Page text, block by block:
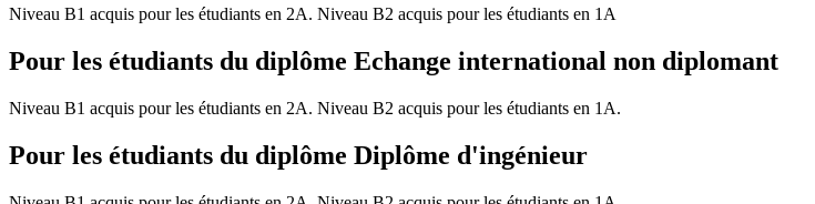
Niveau B1 acquis pour les étudiants en 2A. Niveau B2 acquis pour les étudiants en 1A
Pour les étudiants du diplôme Echange international non diplomant
Niveau B1 acquis pour les étudiants en 2A. Niveau B2 acquis pour les étudiants en 1A.
Pour les étudiants du diplôme Diplôme d'ingénieur